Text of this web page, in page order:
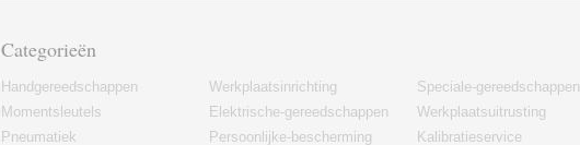
Categorieën
Handgereedschappen
Momentsleutels
Pneumatiek
Werkplaatsinrichting
Elektrische-gereedschappen
Persoonlijke-bescherming
Speciale-gereedschappen
Werkplaatsuitrusting
Kalibratieservice